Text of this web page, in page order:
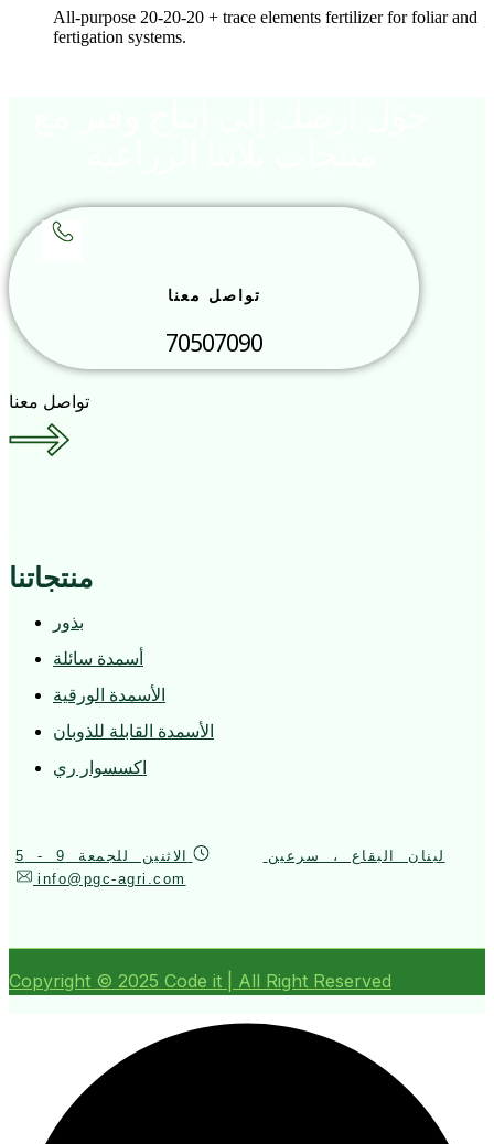
All-purpose 20-20-20 + trace elements fertilizer for foliar and
fertigation systems.
تواصل معنا
70507090
تواصل معنا
منتجاتنا
بذور
أسمدة سائلة
الأسمدة الورقية
الأسمدة القابلة للذوبان
اكسسوار ري
لبنان البقاع ، سرعين
الاثنين للجمعة 9 - 5
info@pgc-agri.com
Copyright © 2025 Code it | All Right Reserved